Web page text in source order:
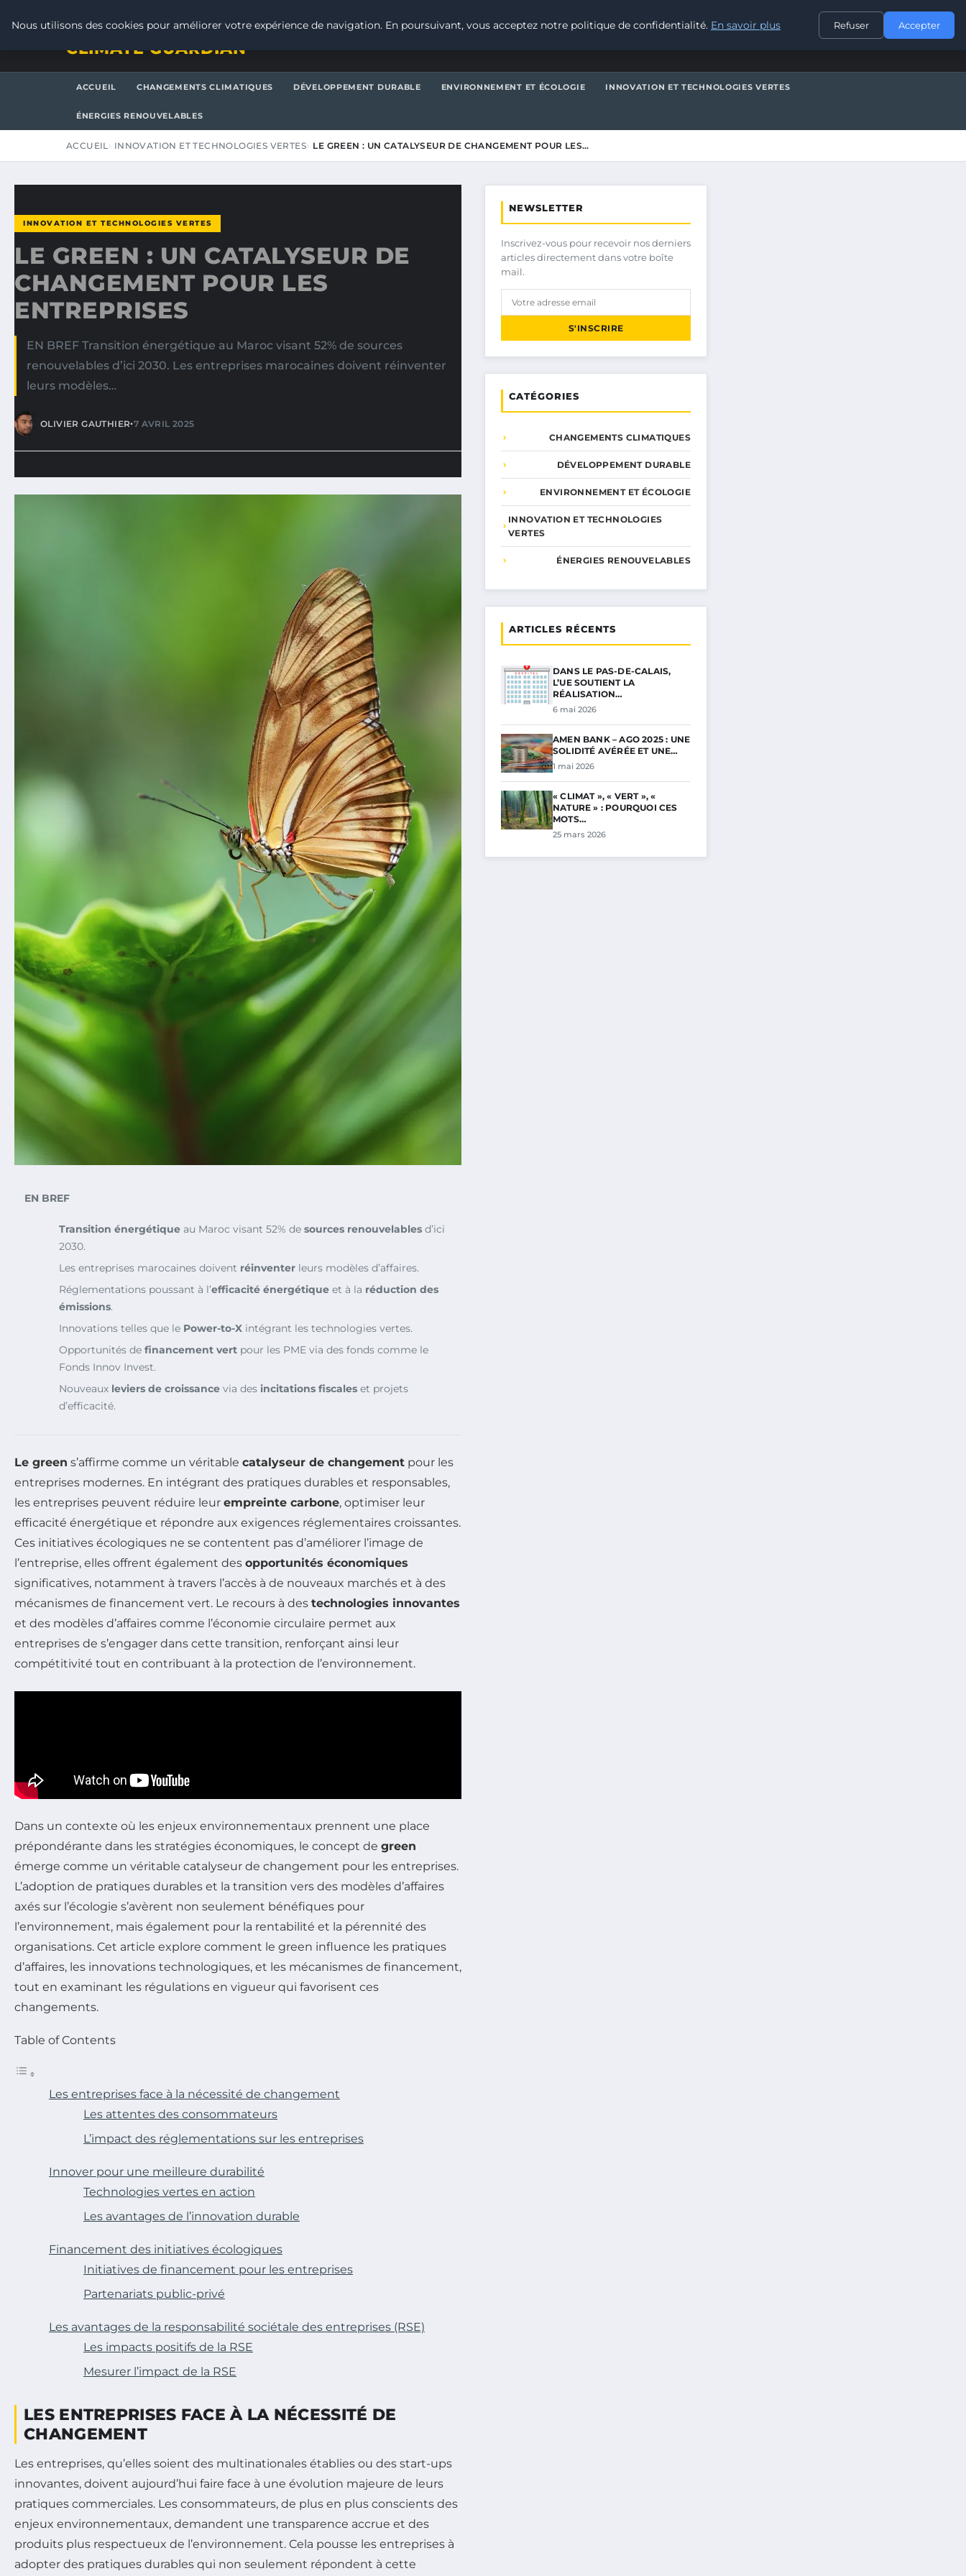
CONTACT
CLIMATE GUARDIAN
ACCUEIL CHANGEMENTS CLIMATIQUES DÉVELOPPEMENT DURABLE ENVIRONNEMENT ET ÉCOLOGIE INNOVATION ET TECHNOLOGIES VERTES
ÉNERGIES RENOUVELABLES
ACCUEIL INNOVATION ET TECHNOLOGIES VERTES LE GREEN : UN CATALYSEUR DE CHANGEMENT POUR LES…
INNOVATION ET TECHNOLOGIES VERTES
LE GREEN : UN CATALYSEUR DE
CHANGEMENT POUR LES
ENTREPRISES
EN BREF Transition énergétique au Maroc visant 52% de sources
renouvelables d’ici 2030. Les entreprises marocaines doivent réinventer
leurs modèles…
OLIVIER GAUTHIER•7 AVRIL 2025
EN BREF
Transition énergétique au Maroc visant 52% de sources renouvelables d’ici
2030.
Les entreprises marocaines doivent réinventer leurs modèles d’affaires.
Réglementations poussant à l’efficacité énergétique et à la réduction des
émissions.
Innovations telles que le Power-to-X intégrant les technologies vertes.
Opportunités de financement vert pour les PME via des fonds comme le
Fonds Innov Invest.
Nouveaux leviers de croissance via des incitations fiscales et projets
d’efficacité.
Le green s’affirme comme un véritable catalyseur de changement pour les
entreprises modernes. En intégrant des pratiques durables et responsables,
les entreprises peuvent réduire leur empreinte carbone, optimiser leur
efficacité énergétique et répondre aux exigences réglementaires croissantes.
Ces initiatives écologiques ne se contentent pas d’améliorer l’image de
l’entreprise, elles offrent également des opportunités économiques
significatives, notamment à travers l’accès à de nouveaux marchés et à des
mécanismes de financement vert. Le recours à des technologies innovantes
et des modèles d’affaires comme l’économie circulaire permet aux
entreprises de s’engager dans cette transition, renforçant ainsi leur
compétitivité tout en contribuant à la protection de l’environnement.
Dans un contexte où les enjeux environnementaux prennent une place
prépondérante dans les stratégies économiques, le concept de green
émerge comme un véritable catalyseur de changement pour les entreprises.
L’adoption de pratiques durables et la transition vers des modèles d’affaires
axés sur l’écologie s’avèrent non seulement bénéfiques pour
l’environnement, mais également pour la rentabilité et la pérennité des
organisations. Cet article explore comment le green influence les pratiques
d’affaires, les innovations technologiques, et les mécanismes de financement,
tout en examinant les régulations en vigueur qui favorisent ces
changements.
Table of Contents
Les entreprises face à la nécessité de changement
Les attentes des consommateurs
L’impact des réglementations sur les entreprises
Innover pour une meilleure durabilité
Technologies vertes en action
Les avantages de l’innovation durable
Financement des initiatives écologiques
Initiatives de financement pour les entreprises
Partenariats public-privé
Les avantages de la responsabilité sociétale des entreprises (RSE)
Les impacts positifs de la RSE
Mesurer l’impact de la RSE
LES ENTREPRISES FACE À LA NÉCESSITÉ DE
CHANGEMENT
Les entreprises, qu’elles soient des multinationales établies ou des start-ups
innovantes, doivent aujourd’hui faire face à une évolution majeure de leurs
pratiques commerciales. Les consommateurs, de plus en plus conscients des
enjeux environnementaux, demandent une transparence accrue et des
produits plus respectueux de l’environnement. Cela pousse les entreprises à
adopter des pratiques durables qui non seulement répondent à cette
NEWSLETTER
Inscrivez-vous pour recevoir nos derniers
articles directement dans votre boîte
mail.
S'INSCRIRE
CATÉGORIES
CHANGEMENTS CLIMATIQUES
DÉVELOPPEMENT DURABLE
ENVIRONNEMENT ET ÉCOLOGIE
INNOVATION ET TECHNOLOGIES
VERTES
ÉNERGIES RENOUVELABLES
ARTICLES RÉCENTS
DANS LE PAS-DE-CALAIS,
L’UE SOUTIENT LA
RÉALISATION…
6 mai 2026
AMEN BANK – AGO 2025 : UNE
SOLIDITÉ AVÉRÉE ET UNE…
1 mai 2026
« CLIMAT », « VERT », «
NATURE » : POURQUOI CES
MOTS…
25 mars 2026
Nous utilisons des cookies pour améliorer votre expérience de navigation. En poursuivant, vous acceptez notre politique de confidentialité. En savoir plus Refuser Accepter